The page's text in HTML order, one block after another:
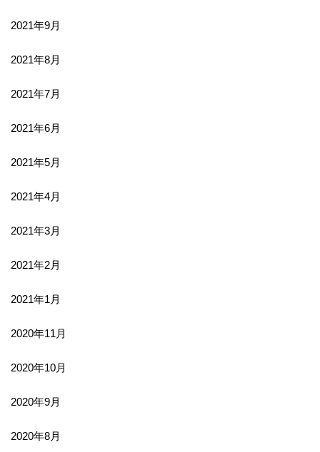
2021年9月
2021年8月
2021年7月
2021年6月
2021年5月
2021年4月
2021年3月
2021年2月
2021年1月
2020年11月
2020年10月
2020年9月
2020年8月